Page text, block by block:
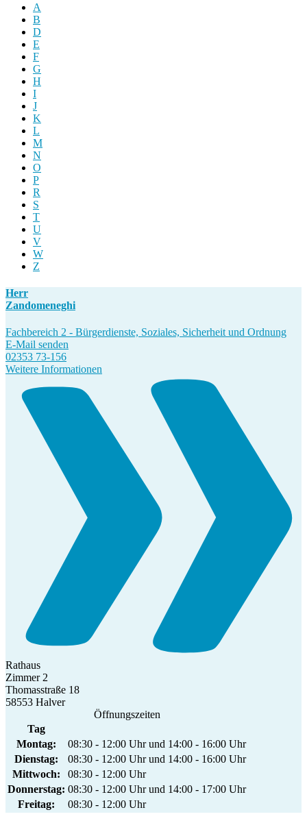
A
B
D
E
F
G
H
I
J
K
L
M
N
O
P
R
S
T
U
V
W
Z
Herr
Zandomeneghi
Fachbereich 2 - Bürgerdienste, Soziales, Sicherheit und Ordnung
E-Mail senden
02353 73-156
Weitere Informationen
Rathaus
Zimmer 2
Thomasstraße 18
58553 Halver
Öffnungszeiten
Tag
Montag:
08:30 - 12:00 Uhr und 14:00 - 16:00 Uhr
Dienstag:
08:30 - 12:00 Uhr und 14:00 - 16:00 Uhr
Mittwoch:
08:30 - 12:00 Uhr
Donnerstag: 08:30 - 12:00 Uhr und 14:00 - 17:00 Uhr
Freitag:
08:30 - 12:00 Uhr